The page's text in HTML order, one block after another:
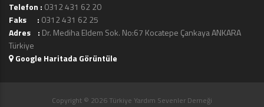
Telefon : 0312 431 62 20
Faks : 0312 431 62 25
Adres : Dr. Mediha Eldem Sok. No:67 Kocatepe Çankaya ANKARA
Türkiye
Google Haritada Görüntüle
Copyright © 2026 Türkiye Yardım Sevenler Derneği